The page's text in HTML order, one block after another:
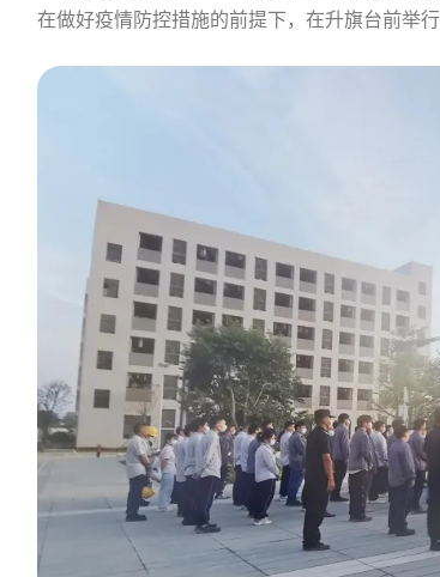
在做好疫情防控措施的前提下，在升旗台前举